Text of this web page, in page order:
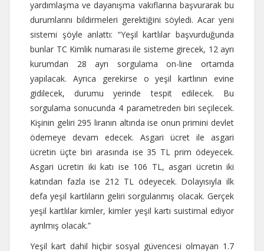
yardımlaşma ve dayanışma vakıflarına başvurarak bu
durumlarını bildirmeleri gerektiğini söyledi. Acar yeni
sistemi şöyle anlattı: “Yeşil kartlılar başvurduğunda
bunlar TC Kimlik numarası ile sisteme girecek, 12 ayrı
kurumdan 28 ayrı sorgulama on-line ortamda
yapılacak. Ayrıca gerekirse o yeşil kartlının evine
gidilecek, durumu yerinde tespit edilecek. Bu
sorgulama sonucunda 4 parametreden biri seçilecek.
Kişinin geliri 295 liranın altında ise onun primini devlet
ödemeye devam edecek. Asgari ücret ile asgari
ücretin üçte biri arasında ise 35 TL prim ödeyecek.
Asgari ücretin iki katı ise 106 TL, asgari ücretin iki
katından fazla ise 212 TL ödeyecek. Dolayısıyla ilk
defa yeşil kartlıların geliri sorgulanmış olacak. Gerçek
yeşil kartlılar kimler, kimler yeşil kartı suistimal ediyor
ayrılmış olacak.”
Yeşil kart dahil hiçbir sosyal güvencesi olmayan 1.7